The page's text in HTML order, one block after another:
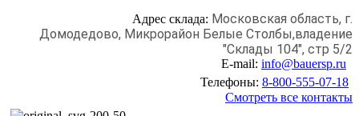
Адрес склада: Московская область, г.
Домодедово, Микрорайон Белые Столбы,владение
"Склады 104", стр 5/2
E-mail: info@bauersp.ru
Телефоны: 8-800-555-07-18
Смотреть все контакты